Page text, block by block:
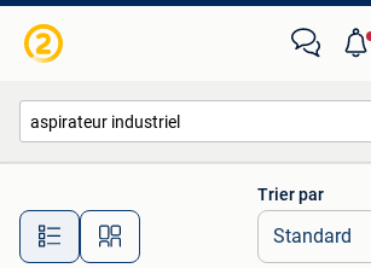
Toutes les distances…
Trier par